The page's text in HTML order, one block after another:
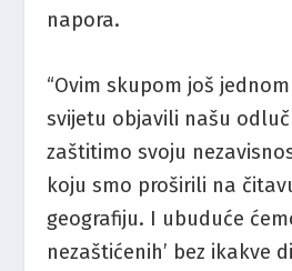
napora.
“Ovim skupom još
svijetu objavili našu
zaštitimo svoju
koju smo proširili na
geografiju. I ubuduće
nezaštićenih’ bez ikakve